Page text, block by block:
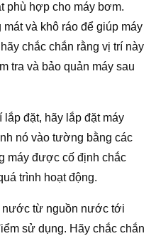
phù hợp cho máy bơm.
và khô ráo để giúp máy
chắc chắn rằng vị trí này
tra và bảo quản máy sau
đặt, hãy lắp đặt máy
nó vào tường bằng các
máy được cố định chắc
trình hoạt động.
nước từ nguồn nước tới
sử dụng. Hãy chắc chắn